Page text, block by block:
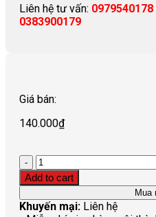
Liên hệ tư vấn:
0383900179
Giá bán:
140.000₫
Quantity
Add to cart
Mua
Khuyến mại: Liên hệ